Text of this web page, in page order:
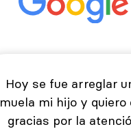
Hoy se fue arreglar
muela mi hijo y quiero
gracias por la